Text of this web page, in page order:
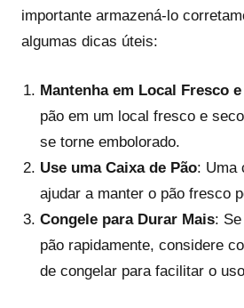
importante armazená-lo
algumas dicas úteis:
Mantenha em Local Fresco
pão em um local fresco e
se torne embolorado.
Use uma Caixa de Pão: Uma
ajudar a manter o pão fresco
Congele para Durar Mais:
pão rapidamente, considere
de congelar para facilitar o